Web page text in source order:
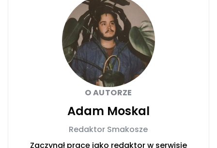
O AUTORZE
Adam Moskal
Redaktor Smakosze
Zaczynał pracę jako redaktor w serwisie